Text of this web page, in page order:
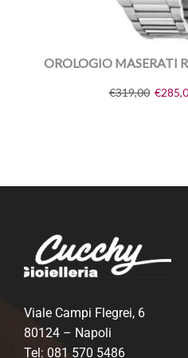
OROLOGIO MASERATI
€319,00 €
Viale Campi Flegrei, 6
80124 – Napoli
Tel: 081 570 5486